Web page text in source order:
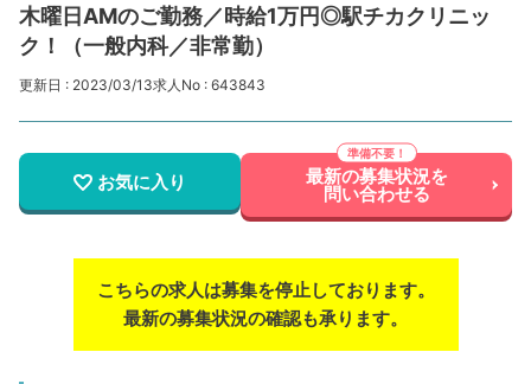
木曜日AMのご勤務／時給1万円◎駅チカクリニッ
ク！（一般内科／非常勤）
更新日 : 2023/03/13求人No : 643843
お気に入り 最新の募集状況を
問い合わせる
こちらの求人は募集を停止しております。
最新の募集状況の確認も承ります。